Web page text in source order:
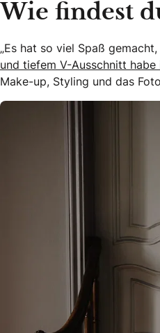
Wie findest
„Es hat so viel Spaß
und tiefem V-Ausschnitt
Make-up, Styling und das